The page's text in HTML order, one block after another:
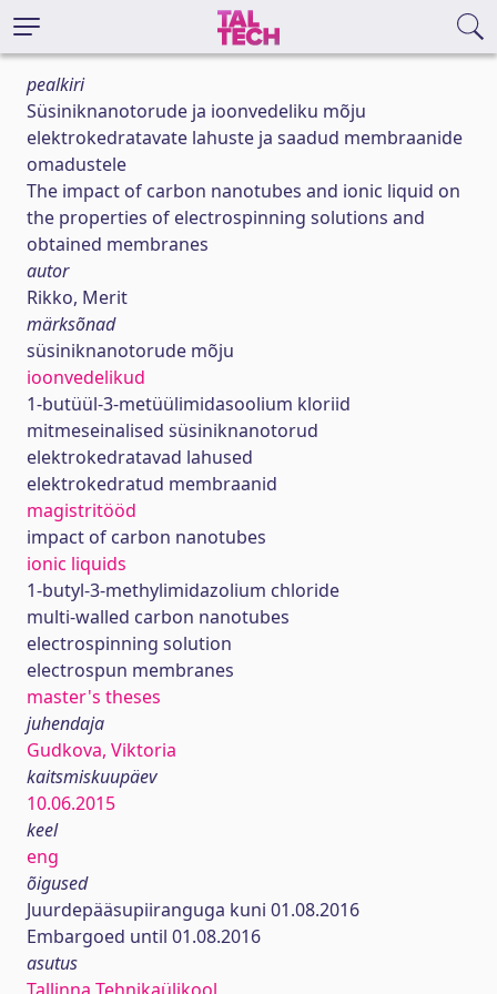
pealkiri
Süsiniknanotorude ja ioonvedeliku mõju
elektrokedratavate lahuste ja saadud membraanide
omadustele
The impact of carbon nanotubes and ionic liquid on
the properties of electrospinning solutions and
obtained membranes
autor
Rikko, Merit
märksõnad
süsiniknanotorude mõju
ioonvedelikud
1-butüül-3-metüülimidasoolium kloriid
mitmeseinalised süsiniknanotorud
elektrokedratavad lahused
elektrokedratud membraanid
magistritööd
impact of carbon nanotubes
ionic liquids
1-butyl-3-methylimidazolium chloride
multi-walled carbon nanotubes
electrospinning solution
electrospun membranes
master's theses
juhendaja
Gudkova, Viktoria
kaitsmiskuupäev
10.06.2015
keel
eng
õigused
Juurdepääsupiiranguga kuni 01.08.2016
Embargoed until 01.08.2016
asutus